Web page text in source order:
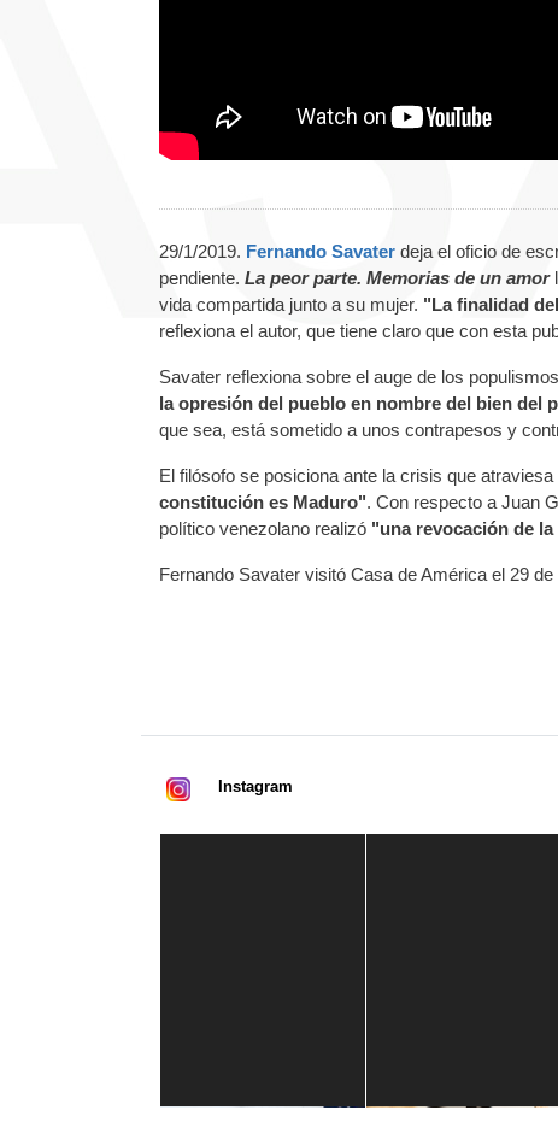
29/1/2019. Fernando Savater deja el oficio de
pendiente. La peor parte. Memorias de un amor
vida compartida junto a su mujer. "La finalidad
reflexiona el autor, que tiene claro que con esta
Savater reflexiona sobre el auge de los
la opresión del pueblo en nombre del bien del
que sea, está sometido a unos contrapesos y
El filósofo se posiciona ante la crisis que
constitución es Maduro". Con respecto a Juan
político venezolano realizó "una revocación de
Fernando Savater visitó Casa de América el 29 de
Instagram